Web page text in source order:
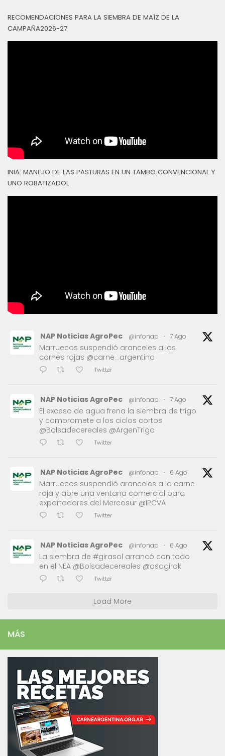
RECOMENDACIONES PARA LA SIEMBRA DE MAÍZ DE LA
CAMPAÑA2026-27
INIA: MANEJO DE LAS PASTURAS EN UN TAMBO CONVENCIONAL Y
UNO ROBATIZADOL
NAP Noticias AgroPec @infonap · 7 Ago
Marruecos suspendió aranceles a las
carnes rojas @carne_argentina
Twitter
NAP Noticias AgroPec @infonap · 7 Ago
El exceso de agua frena la siembra de trigo
y compromete a los ciclos cortos
@Bolsadecereales @ArgenTrigo
Twitter
NAP Noticias AgroPec @infonap · 6 Ago
Marruecos suspendió aranceles a la carne
roja y abre una ventana comercial para
exportadores del Mercosur @IPCVA
Twitter
NAP Noticias AgroPec @infonap · 6 Ago
La siembra de #girasol arrancó con todo
en el NEA @Bolsadecereales @asagirok
Twitter
Load More
MÁS